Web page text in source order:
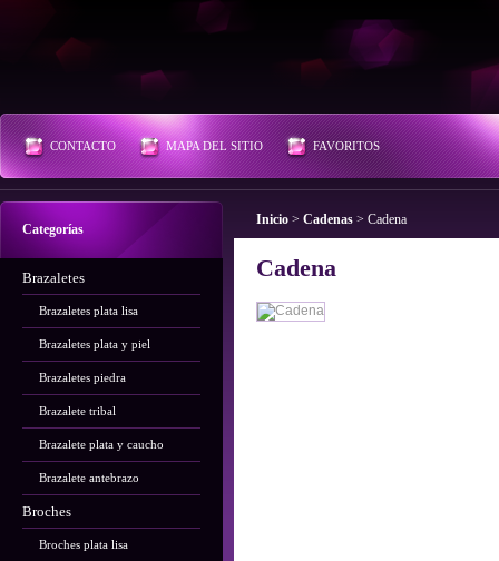
CONTACTO MAPA DEL SITIO FAVORITOS
Categorías
Brazaletes
Brazaletes plata lisa
Brazaletes plata y piel
Brazaletes piedra
Brazalete tribal
Brazalete plata y caucho
Brazalete antebrazo
Broches
Broches plata lisa
Inicio > Cadenas > Cadena
Cadena